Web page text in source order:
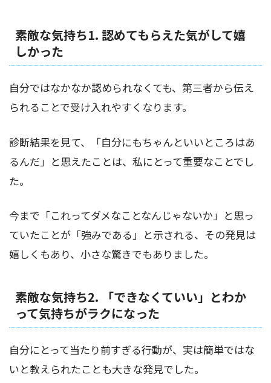
素敵な気持ち1. 認めてもらえた気がして嬉
しかった
自分ではなかなか認められなくても、第三者から伝え
られることで受け入れやすくなります。
診断結果を見て、「自分にもちゃんといいところはあ
るんだ」と思えたことは、私にとって重要なことでし
た。
今まで「これってダメなことなんじゃないか」と思っ
ていたことが「強みである」と示される、その発見は
嬉しくもあり、小さな驚きでもありました。
素敵な気持ち2. 「できなくていい」とわか
って気持ちがラクになった
自分にとって当たり前すぎる行動が、実は簡単ではな
いと教えられたことも大きな発見でした。